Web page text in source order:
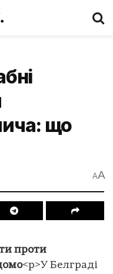
що
AA
проти
<p>У Белграді